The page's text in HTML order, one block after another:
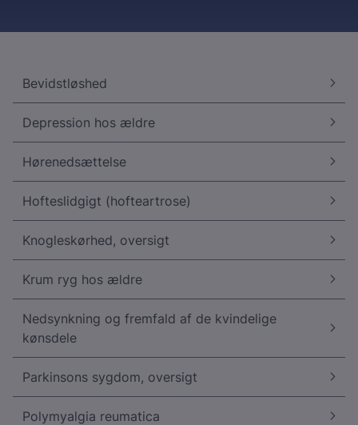
Bevidstløshed
Depression hos ældre
Hørenedsættelse
Hofteslidgigt (hofteartrose)
Knogleskørhed, oversigt
Krum ryg hos ældre
Nedsynkning og fremfald af de kvindelige
kønsdele
Parkinsons sygdom, oversigt
Polymyalgia reumatica